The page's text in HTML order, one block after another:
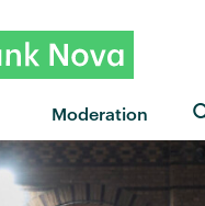
Moderation